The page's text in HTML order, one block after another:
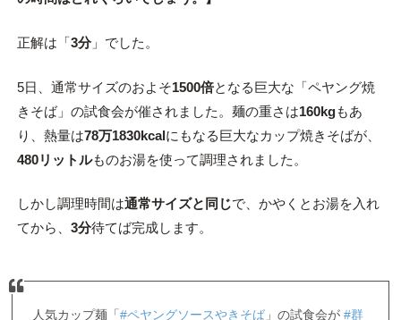
正解は「3分」でした。
5日、通常サイズのおよそ1500倍となる巨大な「ペヤング焼
きそば」の試食会が催されました。麺の重さは160kgもあ
り、熱量は78万1830kcalにもなる巨大なカップ焼きそばが、
480リットルものお湯を使って調理されました。
しかし調理時間は通常サイズと同じで、かやくとお湯を入れ
てから、 3分待てば完成します。
人気カップ麺「#ペヤングソースやきそば 」の試食会が#群